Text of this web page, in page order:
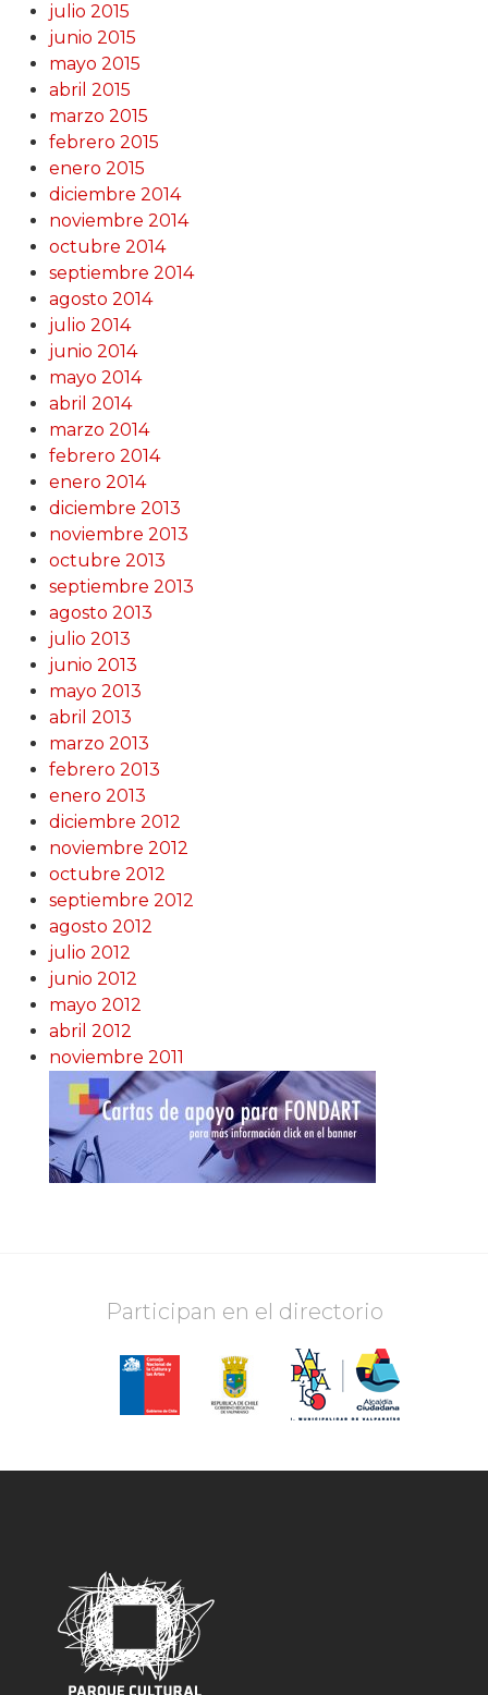
julio 2015
junio 2015
mayo 2015
abril 2015
marzo 2015
febrero 2015
enero 2015
diciembre 2014
noviembre 2014
octubre 2014
septiembre 2014
agosto 2014
julio 2014
junio 2014
mayo 2014
abril 2014
marzo 2014
febrero 2014
enero 2014
diciembre 2013
noviembre 2013
octubre 2013
septiembre 2013
agosto 2013
julio 2013
junio 2013
mayo 2013
abril 2013
marzo 2013
febrero 2013
enero 2013
diciembre 2012
noviembre 2012
octubre 2012
septiembre 2012
agosto 2012
julio 2012
junio 2012
mayo 2012
abril 2012
noviembre 2011
Participan en el directorio